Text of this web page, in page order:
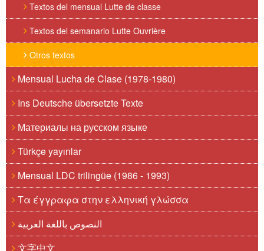
Textos del mensual Lutte de classe
Textos del semanario Lutte Ouvrière
Otros textos
Mensual Lucha de Clase (1978-1980)
Ins Deutsche übersetzte Texte
Материалы на русском языке
Türkçe yayınlar
Mensual LDC trilingüe (1986 - 1993)
Τα έγγραφα στην ελληνική γλώσσα
النصوص باللغة العربية
文字中文